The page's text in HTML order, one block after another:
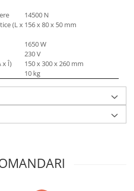
metal
14500 N
(L x 156 x 80 x 50 mm
1650 W
230 V
x Î)
150 x 300 x 260 mm
10 kg